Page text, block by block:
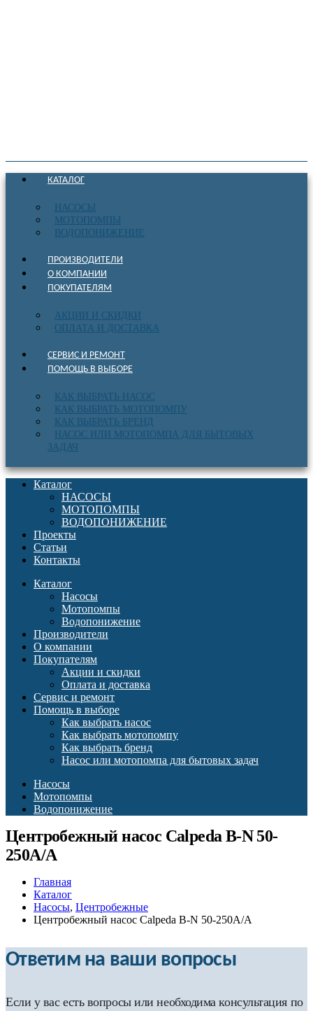
КАТАЛОГ
НАСОСЫ
МОТОПОМПЫ
ВОДОПОНИЖЕНИЕ
ПРОИЗВОДИТЕЛИ
О КОМПАНИИ
ПОКУПАТЕЛЯМ
АКЦИИ И СКИДКИ
ОПЛАТА И ДОСТАВКА
СЕРВИС И РЕМОНТ
ПОМОЩЬ В ВЫБОРЕ
КАК ВЫБРАТЬ НАСОС
КАК ВЫБРАТЬ МОТОПОМПУ
КАК ВЫБРАТЬ БРЕНД
НАСОС ИЛИ МОТОПОМПА ДЛЯ БЫТОВЫХ
ЗАДАЧ
Каталог
НАСОСЫ
МОТОПОМПЫ
ВОДОПОНИЖЕНИЕ
Проекты
Статьи
Контакты
Каталог
Насосы
Мотопомпы
Водопонижение
Производители
О компании
Покупателям
Акции и скидки
Оплата и доставка
Сервис и ремонт
Помощь в выборе
Как выбрать насос
Как выбрать мотопомпу
Как выбрать бренд
Насос или мотопомпа для бытовых задач
Насосы
Мотопомпы
Водопонижение
Центробежный насос Calpeda B-N 50-
250A/A
Главная
Каталог
Насосы, Центробежные
Центробежный насос Calpeda B-N 50-250A/A
Ответим на ваши вопросы
Если у вас есть вопросы или необходима консультация по